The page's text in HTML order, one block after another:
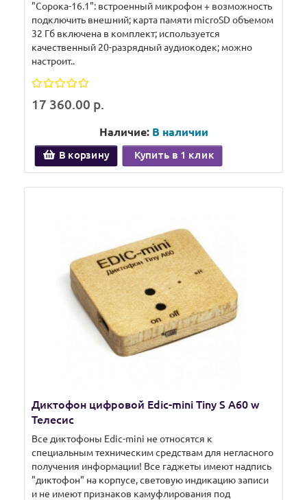
"Сорока-16.1": встроенный микрофон + возможность
подключить внешний; карта памяти microSD объемом
32 Гб включена в комплект; используется
качественный 20-разрядный аудиокодек; можно
настроит..
17 360.00 р.
Наличие: В наличии
В корзину Купить в 1 клик
Диктофон цифровой Edic-mini Tiny S A60 w
Телесис
Все диктофоны Edic-mini не относятся к
специальным техническим средствам для негласного
получения информации! Все гаджеты имеют надпись
"диктофон" на корпусе, световую индикацию записи
и не имеют признаков камуфлирования под